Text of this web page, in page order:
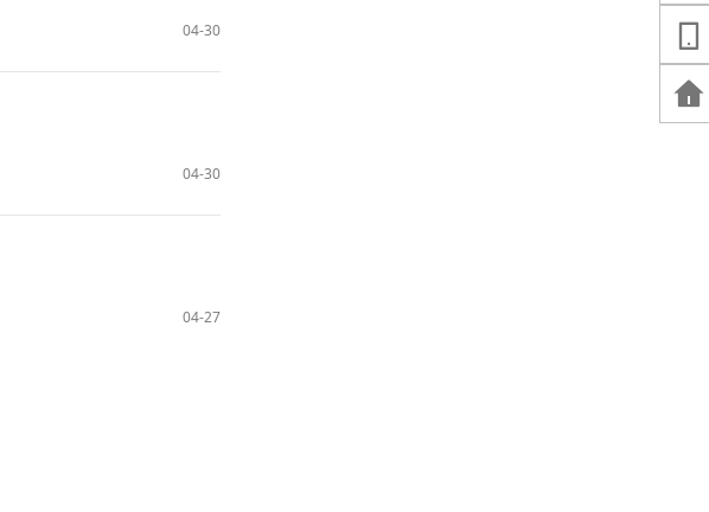
04-30
04-30
04-27